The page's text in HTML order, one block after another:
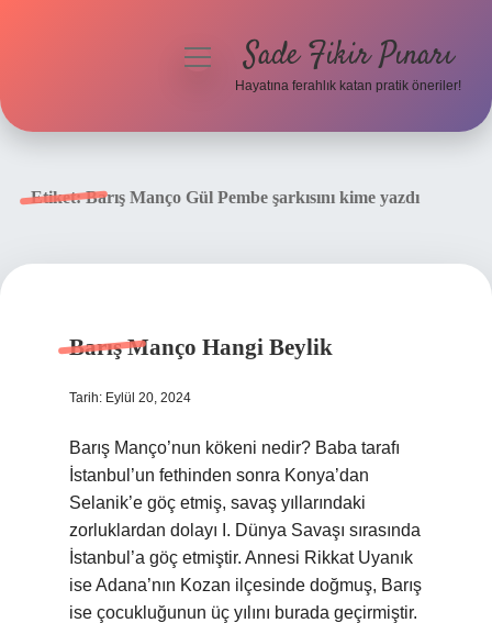
menüyüSade Fikir Pınarı
Hayatına ferahlık katan pratik öneriler!
Etiket:Barış Manço Gül Pembe şarkısını kime yazdı
Barış Manço Hangi Beylik
Tarih: Eylül 20, 2024
Barış Manço’nun kökeni nedir? Baba tarafı
İstanbul’un fethinden sonra Konya’dan
Selanik’e göç etmiş, savaş yıllarındaki
zorluklardan dolayı I. Dünya Savaşı sırasında
İstanbul’a göç etmiştir. Annesi Rikkat Uyanık
ise Adana’nın Kozan ilçesinde doğmuş, Barış
ise çocukluğunun üç yılını burada geçirmiştir.